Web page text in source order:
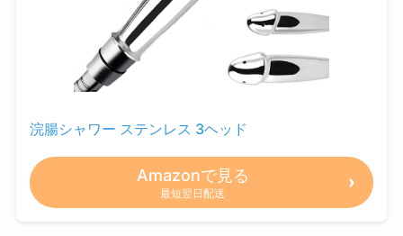
浣腸シャワー ステンレス 3ヘッド
Amazonで見る
最短翌日配送